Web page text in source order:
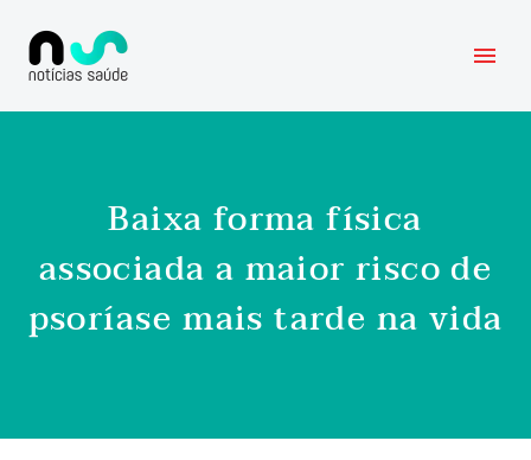
Baixa forma física
associada a maior risco de
psoríase mais tarde na vida